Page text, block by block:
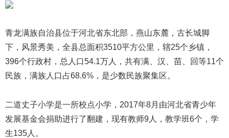
青龙满族自治县位于河北省东北部，燕山东麓，古长城脚
下，风景秀美，全县总面积3510平方公里，辖25个乡镇，
396个行政村，总人口54.1万人，共有满、汉、苗、回等11个
民族，满族人口占68.6%，是少数民族聚集区。
二道丈子小学是一所校点小学，2017年8月由河北省青少年
发展基金会捐助进行了翻建，现有教师9人，教学班6个，学
生135人。